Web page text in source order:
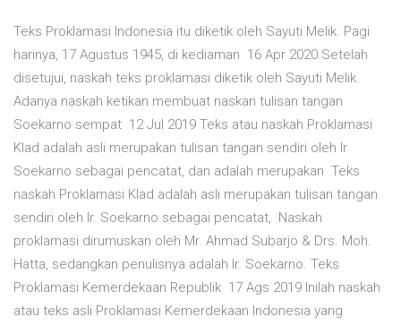
Teks Proklamasi Indonesia itu diketik oleh Sayuti Melik. Pagi
harinya, 17 Agustus 1945, di kediaman 16 Apr 2020 Setelah
disetujui, naskah teks proklamasi diketik oleh Sayuti Melik.
Adanya naskah ketikan membuat naskan tulisan tangan
Soekarno sempat 12 Jul 2019 Teks atau naskah Proklamasi
Klad adalah asli merupakan tulisan tangan sendiri oleh Ir
Soekarno sebagai pencatat, dan adalah merupakan Teks
naskah Proklamasi Klad adalah asli merupakan tulisan tangan
sendiri oleh Ir. Soekarno sebagai pencatat, Naskah
proklamasi dirumuskan oleh Mr. Ahmad Subarjo & Drs. Moh.
Hatta, sedangkan penulisnya adalah Ir. Soekarno. Teks
Proklamasi Kemerdekaan Republik 17 Ags 2019 Inilah naskah
atau teks asli Proklamasi Kemerdekaan Indonesia yang